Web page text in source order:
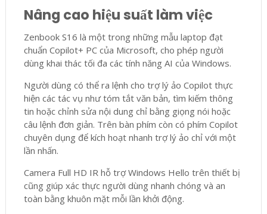
Nâng cao hiệu suất làm việc
Zenbook S16 là một trong những mẫu laptop đạt
chuẩn Copilot+ PC của Microsoft, cho phép người
dùng khai thác tối đa các tính năng AI của Windows.
Người dùng có thể ra lệnh cho trợ lý ảo Copilot thực
hiện các tác vụ như tóm tắt văn bản, tìm kiếm thông
tin hoặc chỉnh sửa nội dung chỉ bằng giọng nói hoặc
câu lệnh đơn giản. Trên bàn phím còn có phím Copilot
chuyên dụng để kích hoạt nhanh trợ lý ảo chỉ với một
lần nhấn.
Camera Full HD IR hỗ trợ Windows Hello trên thiết bị
cũng giúp xác thực người dùng nhanh chóng và an
toàn bằng khuôn mặt mỗi lần khởi động.